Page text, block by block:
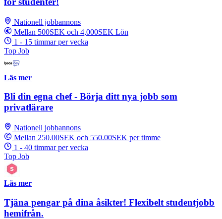
Nationell jobbannons
Mellan 500SEK och 4,000SEK Lön
1 - 15 timmar per vecka
Top Job
Läs mer
Bli din egna chef - Börja ditt nya jobb som
privatlärare
Nationell jobbannons
Mellan 250.00SEK och 550.00SEK per timme
1 - 40 timmar per vecka
Top Job
Läs mer
Tjäna pengar på dina åsikter! Flexibelt studentjobb
hemifrån.